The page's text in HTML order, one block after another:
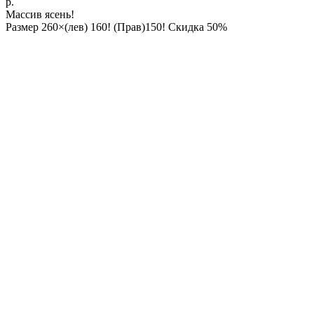
Массив ясень!
Размер 260×(лев) 160! (Прав)150! Скидка 50%